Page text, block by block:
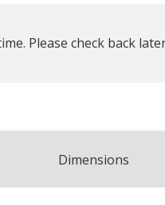
Please check back
Dimensions